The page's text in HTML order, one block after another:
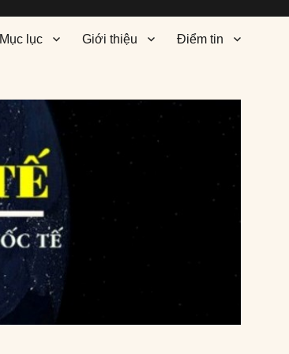
Mục lục Giới thiệu Điểm tin